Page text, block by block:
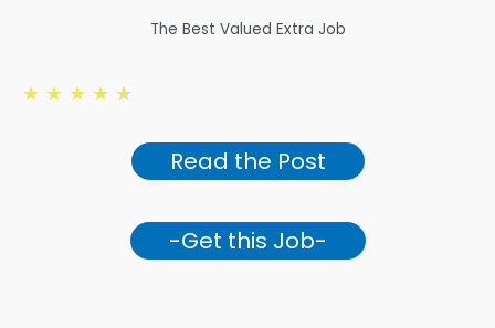
The Best Valued Extra Job
★ ★ ★ ★ ★
Read the Post
-Get this Job-